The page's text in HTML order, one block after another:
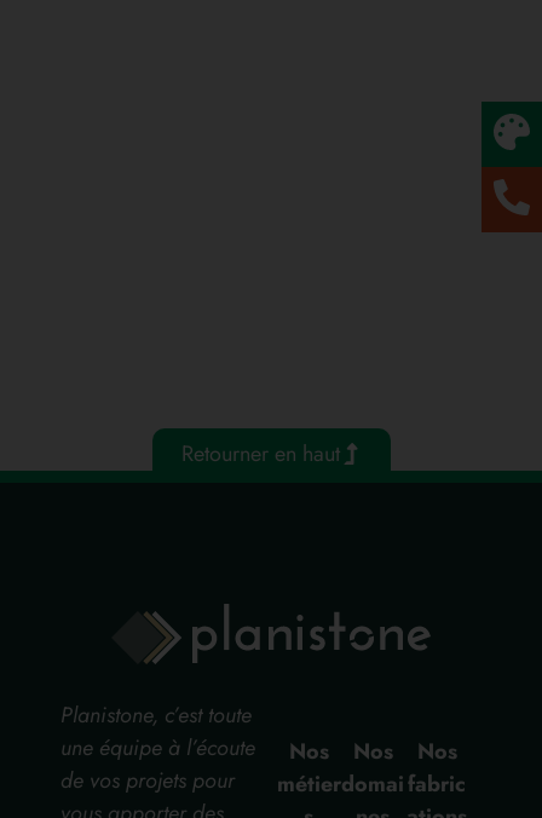
Retourner en haut
Planistone, c’est toute
une équipe à l’écoute
de vos projets pour
Nos
métier
Nos
domai
Nos
fabric